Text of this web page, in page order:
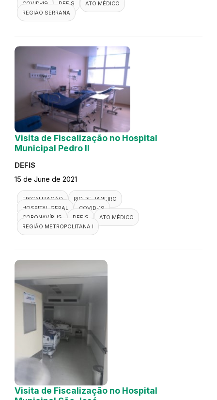
COVID-19 DEFIS
ATO MÉDICO
REGIÃO SERRANA
Visita de Fiscalização no Hospital
Municipal Pedro II
DEFIS
15 de June de 2021
FISCALIZAÇÃO
RIO DE JANEIRO
HOSPITAL GERAL
COVID-19
CORONAVÍRUS
DEFIS
ATO MÉDICO
REGIÃO METROPOLITANA I
Visita de Fiscalização no Hospital